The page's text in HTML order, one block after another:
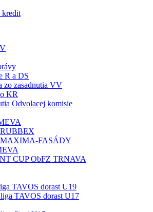
kredit
R a DS
zo zasadnutia VV
KR
Odvolacej komisie
FASÁDY
CUP ObFZ TRNAVA
TAVOS dorast U19
TAVOS dorast U17